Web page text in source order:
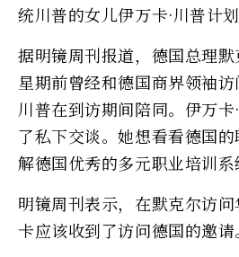
统川普的女儿伊万卡·川普计划
据明镜周刊报道，德国总理
星期前曾经和德国商界领袖
川普在到访期间陪同。伊万
了私下交谈。她想看看德国
解德国优秀的多元职业培训系
明镜周刊表示，在默克尔访
卡应该收到了访问德国的邀请。